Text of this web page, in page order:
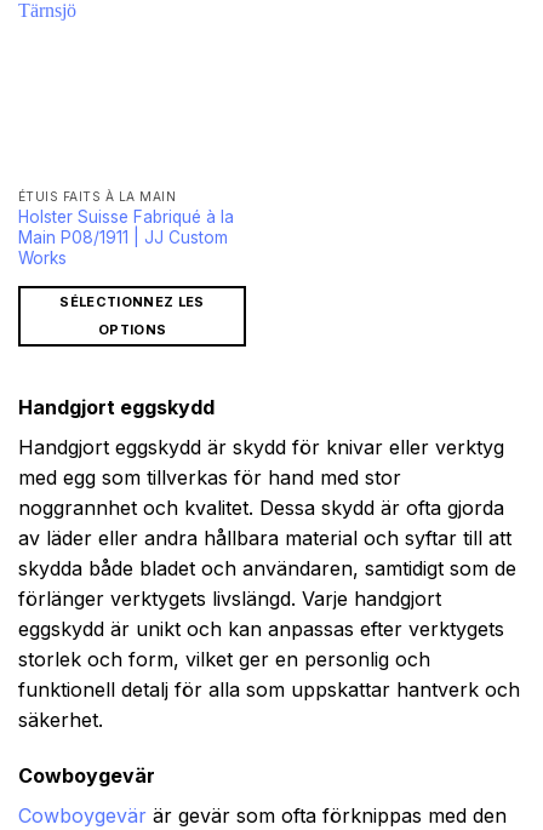
ÉTUIS FAITS À LA MAIN
Holster Suisse Fabriqué à la
Main P08/1911 | JJ Custom
Works
SÉLECTIONNEZ LES
OPTIONS
Handgjort eggskydd
Handgjort eggskydd är skydd för knivar eller verktyg
med egg som tillverkas för hand med stor
noggrannhet och kvalitet. Dessa skydd är ofta gjorda
av läder eller andra hållbara material och syftar till att
skydda både bladet och användaren, samtidigt som de
förlänger verktygets livslängd. Varje handgjort
eggskydd är unikt och kan anpassas efter verktygets
storlek och form, vilket ger en personlig och
funktionell detalj för alla som uppskattar hantverk och
säkerhet.
Cowboygevär
Cowboygevär är gevär som ofta förknippas med den